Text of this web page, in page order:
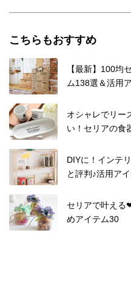
こちらもおすすめ
【最新】100均
ム138選＆活用
オシャレでリー
い！セリアの食
DIYに！インテ
と評判♪活用ア
セリアで叶える
めアイテム30